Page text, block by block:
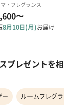
・フレグランス
〜
8月10日(月)お届け
プレゼントを
ー ルームフレグ